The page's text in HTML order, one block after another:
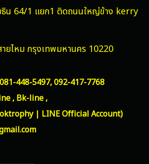
น 64/1 แยก1 ติดถนนใหญ่ข้าง kerry
ายไหม กรุงเทพมหานคร 10220
448-5497,092-417-7768
, Bk-line ,
| LINE Official Account)